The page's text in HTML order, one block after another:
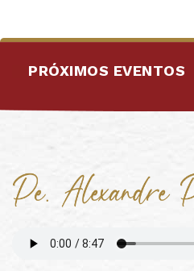
PRÓXIMOS EVENTOS